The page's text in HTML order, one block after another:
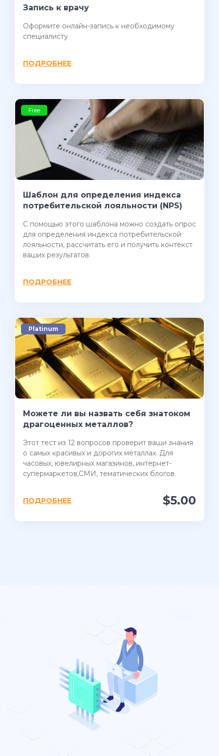
Запись к врачу
Оформите онлайн-запись к необходимому
специалисту
ПОДРОБНЕЕ
Free
Шаблон для определения индекса
потребительской лояльности (NPS)
С помощью этого шаблона можно создать опрос
для определения индекса потребительской
лояльности, рассчитать его и получить контекст
ваших результатов.
ПОДРОБНЕЕ
Platinum
Можете ли вы назвать себя знатоком
драгоценных металлов?
Этот тест из 12 вопросов проверит ваши знания
о самых красивых и дорогих металлах. Для
часовых, ювелирных магазинов, интернет-
супермаркетов,СМИ, тематических блогов.
$5.00
ПОДРОБНЕЕ